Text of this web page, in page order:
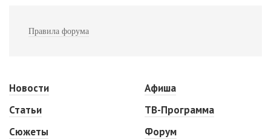
Правила форума
Новости
Статьи
Сюжеты
Афиша
ТВ-Программа
Форум